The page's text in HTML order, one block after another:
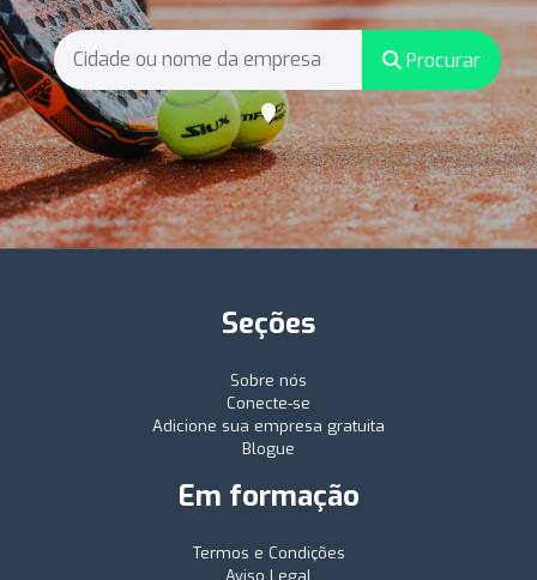
Procurar
Seções
Sobre nós
Conecte-se
Adicione sua empresa gratuita
Blogue
Em formação
Termos e Condições
Aviso Legal